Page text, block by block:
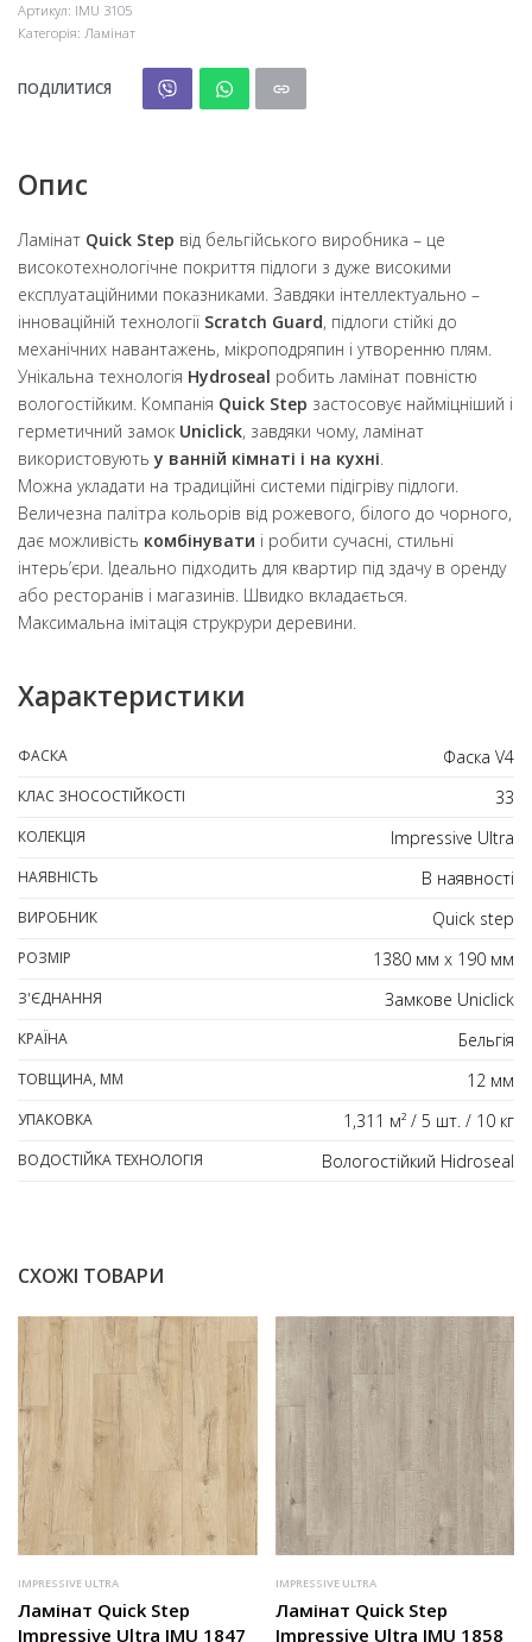
Артикул: IMU 3105
Категорія: Ламінат
ПОДІЛИТИСЯ
Опис
Ламінат Quick Step від бельгійського виробника – це
високотехнологічне покриття підлоги з дуже високими
експлуатаційними показниками. Завдяки інтеллектуально –
інноваційній технології Scratch Guard, підлоги стійкі до
механічних навантажень, мікроподряпин і утворенню плям.
Унікальна технологія Hydroseal робить ламінат повністю
вологостійким. Компанія Quick Step застосовує найміцніший і
герметичний замок Uniclick, завдяки чому, ламінат
використовуютьу ванній кімнаті і на кухні
Можна укладати на традиційні системи підігріву підлоги.
Величезна палітра кольорів від рожевого, білого до чорного,
дає можливість комбінувати і робити сучасні, стильні
інтерь’єри. Ідеально підходить для квартир під здачу в оренду
або ресторанів і магазинів. Швидко вкладається.
Максимальна імітація струкрури деревини.
Характеристики
ФАСКА Фаска V4
КЛАС ЗНОСОСТІЙКОСТІ 33
КОЛЕКЦІЯ Impressive Ultra
НАЯВНІСТЬ В наявності
ВИРОБНИК Quick step
РОЗМІР 1380 мм х 190 мм
З'ЄДНАННЯ Замкове Uniclick
КРАЇНА Бельгія
ТОВЩИНА, ММ 12 мм
УПАКОВКА 1,311 м² / 5 шт. / 10 кг
ВОДОСТІЙКА ТЕХНОЛОГІЯ Вологостійкий Hidroseal
СХОЖІ ТОВАРИ
IMPRESSIVE ULTRA
Ламінат Quick Step
Impressive Ultra IMU 1847
IMPRESSIVE ULTRA
Ламінат Quick Step
Impressive Ultra IMU 1858